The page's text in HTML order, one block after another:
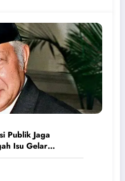
Publik Jaga
Isu Gelar